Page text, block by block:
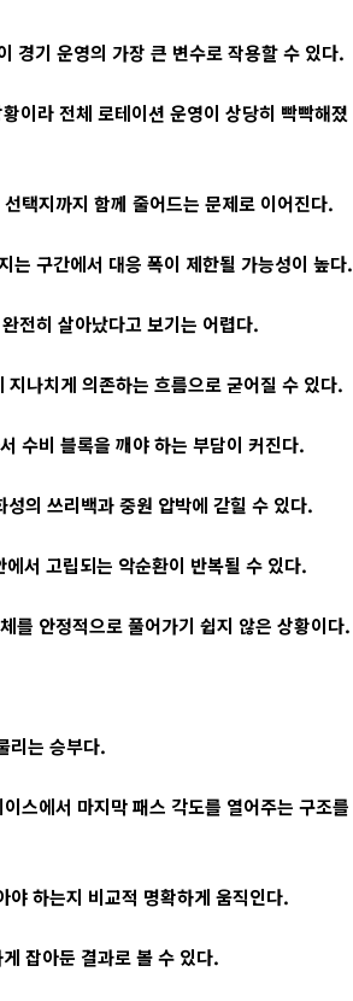
경기 운영의 가장 큰 변수로 작용할 수 있다.
이라 전체 로테이션 운영이 상당히 빡빡해졌
택지까지 함께 줄어드는 문제로 이어진다.
는 구간에서 대응 폭이 제한될 가능성이 높다.
전히 살아났다고 보기는 어렵다.
나치게 의존하는 흐름으로 굳어질 수 있다.
수비 블록을 깨야 하는 부담이 커진다.
의 쓰리백과 중원 압박에 갇힐 수 있다.
서 고립되는 악순환이 반복될 수 있다.
를 안정적으로 풀어가기 쉽지 않은 상황이다.
리는 승부다.
스에서 마지막 패스 각도를 열어주는 구조를
하는지 비교적 명확하게 움직인다.
잡아둔 결과로 볼 수 있다.